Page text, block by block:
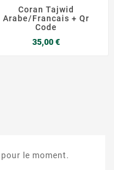
Coran Tajwid
Arabe/Francais + Qr
Code
35,00 €Prix
le moment.